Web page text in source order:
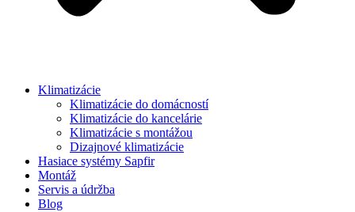
Klimatizácie
Klimatizácie do domácností
Klimatizácie do kancelárie
Klimatizácie s montážou
Dizajnové klimatizácie
Hasiace systémy Sapfir
Montáž
Servis a údržba
Blog